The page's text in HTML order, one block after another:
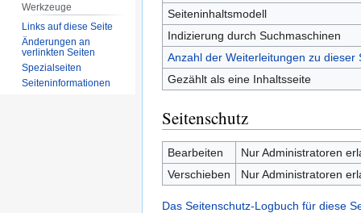
Seiteninhaltsmodell
Indizierung durch Suchmaschinen
Anzahl der Weiterleitungen zu dieser
Gezählt als eine Inhaltsseite
Seitenschutz
Bearbeiten
Nur Administratoren
Verschieben
Nur Administratoren
Das Seitenschutz-Logbuch für diese
Werkzeuge
Links auf diese Seite
Änderungen an
verlinkten Seiten
Spezialseiten
Seiten­informationen